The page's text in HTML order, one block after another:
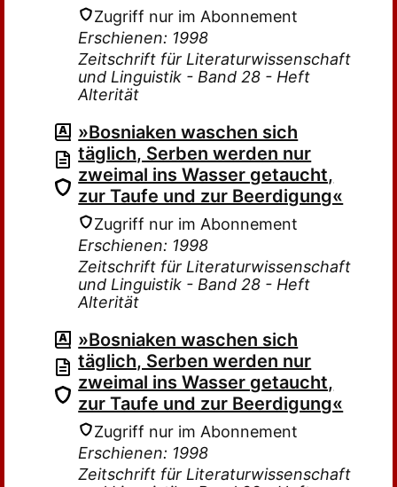
Zugriff nur im Abonnement
Erschienen: 1998
Zeitschrift für Literaturwissenschaft
und Linguistik - Band 28 - Heft
Alterität
»Bosniaken waschen sich
täglich, Serben werden nur
zweimal ins Wasser getaucht,
zur Taufe und zur Beerdigung«
Zugriff nur im Abonnement
Erschienen: 1998
Zeitschrift für Literaturwissenschaft
und Linguistik - Band 28 - Heft
Alterität
»Bosniaken waschen sich
täglich, Serben werden nur
zweimal ins Wasser getaucht,
zur Taufe und zur Beerdigung«
Zugriff nur im Abonnement
Erschienen: 1998
Zeitschrift für Literaturwissenschaft